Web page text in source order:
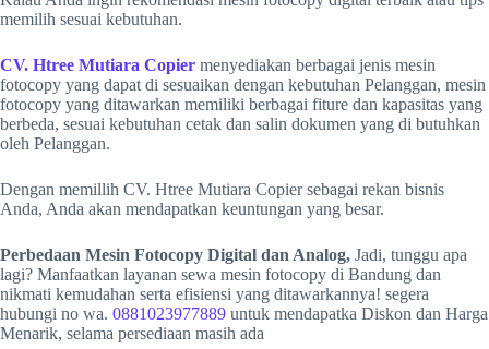
memilih sesuai kebutuhan.
CV. Htree Mutiara Copier menyediakan berbagai jenis mesin
fotocopy yang dapat di sesuaikan dengan kebutuhan Pelanggan, mesin
fotocopy yang ditawarkan memiliki berbagai fiture dan kapasitas yang
berbeda, sesuai kebutuhan cetak dan salin dokumen yang di butuhkan
oleh Pelanggan.
Dengan memillih CV. Htree Mutiara Copier sebagai rekan bisnis
Anda, Anda akan mendapatkan keuntungan yang besar.
Perbedaan Mesin Fotocopy Digital dan Analog, Jadi, tunggu apa
lagi? Manfaatkan layanan sewa mesin fotocopy di Bandung dan
nikmati kemudahan serta efisiensi yang ditawarkannya! segera
hubungi no wa. 0881023977889 untuk mendapatka Diskon dan Harga
Menarik, selama persediaan masih ada